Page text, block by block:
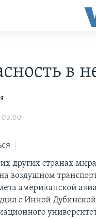
в
03:00
других странах
воздушном
американской
с Инной